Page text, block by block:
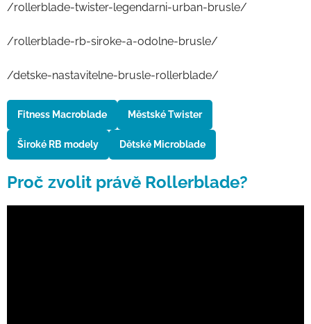
/rollerblade-twister-legendarni-urban-brusle/
/rollerblade-rb-siroke-a-odolne-brusle/
/detske-nastavitelne-brusle-rollerblade/
Fitness Macroblade Městské Twister
Široké RB modely Dětské Microblade
Proč zvolit právě Rollerblade?